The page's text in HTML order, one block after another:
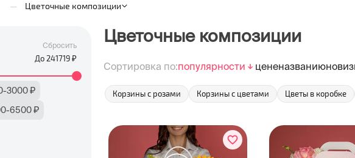
— Цветочные композиции
Сбросить
До241719₽
3000 ₽
6500 ₽
Цветочные композиции
Сортировка по:популярности цененазванию
Корзины с розами Корзины с цветами Цветы в коробке